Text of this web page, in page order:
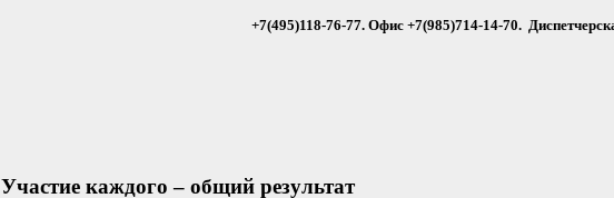
+7(495)118-76-77. Офис +7(985)714-14-70.
Участие каждого – общий результат